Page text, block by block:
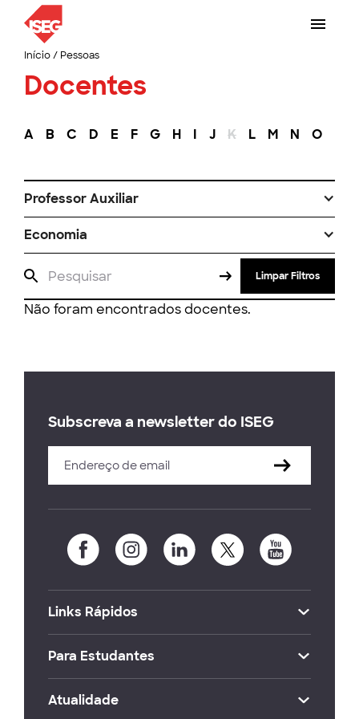
Início/ Pessoas
Docentes
A B C D E F G H I J K L M N O
Professor Auxiliar
Economia
Limpar Filtros
Não foram encontrados docentes.
Subscreva a newsletter do ISEG
Links Rápidos
Para Estudantes
Atualidade